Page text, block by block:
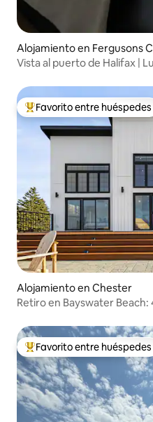
Alojamiento en Fergusons
Vista al puerto de Halifax |
Favorito entre huéspedes
Favorito entre huéspedes
Alojamiento en Chester
Retiro en Bayswater
Favorito entre huéspedes
Favorito entre huéspedes